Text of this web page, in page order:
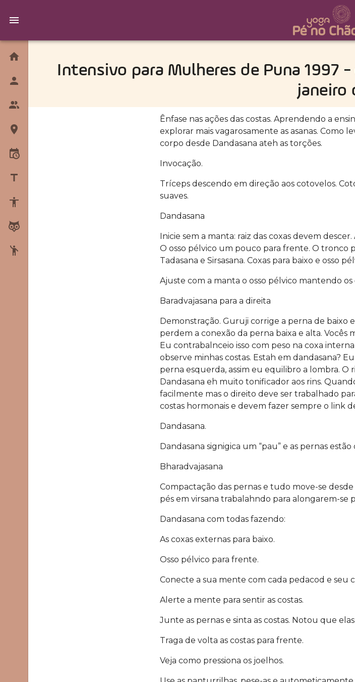
Home
Quem Somos
Equipe
Unidades
Horários
Blog
Sobre Yoga
Cursos
Fale conosco
Intensivo para Mulheres de Puna 1997
janeiro
Ênfase nas ações das costas. Aprendendo a
explorar mais vagarosamente as asanas. Como
corpo desde Dandasana ateh as torções.
Invocação.
Tríceps descendo em direção aos cotovelos.
suaves.
Dandasana
Inicie sem a manta: raiz das coxas devem
O osso pélvico um pouco para frente. O tronco
Tadasana e Sirsasana. Coxas para baixo e osso
Ajuste com a manta o osso pélvico mantendo
Baradvajasana para a direita
Demonstração. Guruji corrige a perna de baixo
perdem a conexão da perna baixa e alta.
Eu contrabalnceio isso com peso na coxa
observe minhas costas. Estah em dandasana?
perna esquerda, assim eu equilibro a lombra.
Dandasana eh muito tonificador aos rins.
facilmente mas o direito deve ser trabalhado
costas hormonais e devem fazer sempre o link
Dandasana.
Dandasana signigica um “pau” e as pernas estão
Bharadvajasana
Compactação das pernas e tudo move-se
pés em virsana trabalahndo para alongarem-se
Dandasana com todas fazendo:
As coxas externas para baixo.
Osso pélvico para frente.
Conecte a sua mente com cada pedacod e seu
Alerte a mente para sentir as costas.
Junte as pernas e sinta as costas. Notou que
Traga de volta as costas para frente.
Veja como pressiona os joelhos.